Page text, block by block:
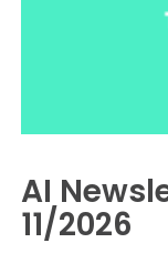
AI
11/2026